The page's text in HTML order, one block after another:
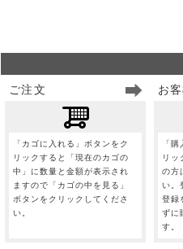
ご注文
「カゴに入れる」ボタンをク
リックすると「現在のカゴの
中」に数量と金額が表示され
ますので「カゴの中を見る」
ボタンをクリックしてくださ
い。
お
「
リッ
の方
い。
登録
ずに
す。